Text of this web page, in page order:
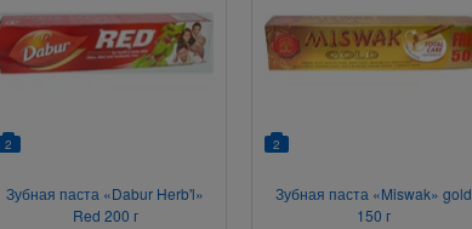
2
Зубная паста «Dabur Herb'l»
Red 200 г
2
Зубная паста «Miswak» gold
150 г